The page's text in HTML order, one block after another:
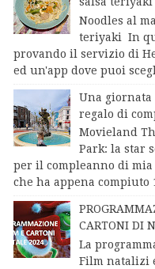
Noodles al
teriyaki In
provando il servizio di
ed un'app dove puoi
Una
regalo di
Movieland
Park: la star
per il compleanno di
che ha appena compiuto
CARTONI DI
La
Film natalizi